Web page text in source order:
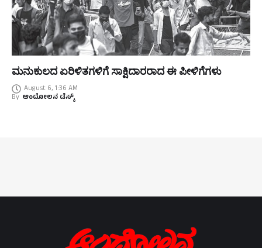
ಮನುಕುಲದ ಏರಿಳಿತಗಳಿಗೆ ಸಾಕ್ಷಿದಾರರಾದ ಈ ಪೀಳಿಗೆಗಳು
August 6, 1:36 AM
By ಆಂದೋಲನ ಡೆಸ್ಕ್